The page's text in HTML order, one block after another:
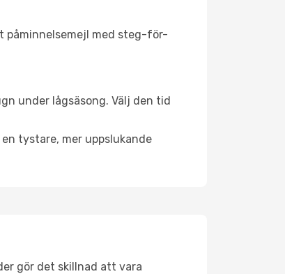
påminnelsemejl med steg-för-
under lågsäsong. Välj den tid
tystare, mer uppslukande
gör det skillnad att vara